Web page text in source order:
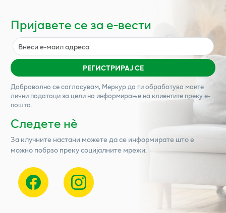
Пријавете се за е-вести
РЕГИСТРИРАЈ СЕ
Доброволно се согласувам, Меркурда ги обработува моите
лични податоци за цели на информирање на клиентите преку е-
пошта.
Следете нѐ
За клучните настани можете да се информирате што е
можно побрзо преку социјалните мрежи.